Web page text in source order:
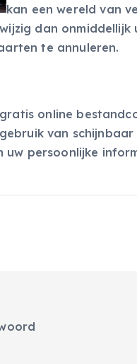
kan een wereld van
dan
te annuleren.
online
van
uw persoonlijke